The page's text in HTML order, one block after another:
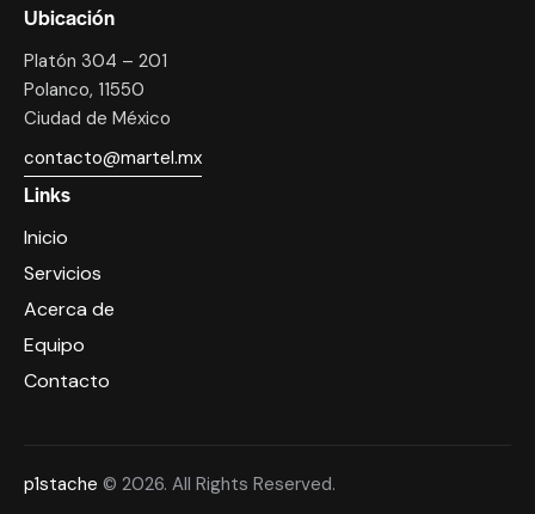
Ubicación
Platón 304 – 201
Polanco, 11550
Ciudad de México
contacto@martel.mx
Links
Inicio
Servicios
Acerca de
Equipo
Contacto
p1stache © 2026. All Rights Reserved.